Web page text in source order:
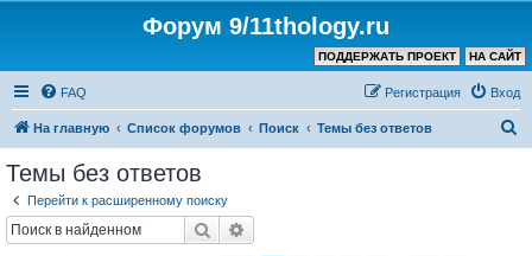
Форум 9/11thology.ru
НА САЙТ
ПОДДЕРЖАТЬ ПРОЕКТ
FAQ Вход
Регистрация
На главную Список форумов Поиск Темы без ответов
Темы без ответов
Перейти к расширенному поиску
Поиск